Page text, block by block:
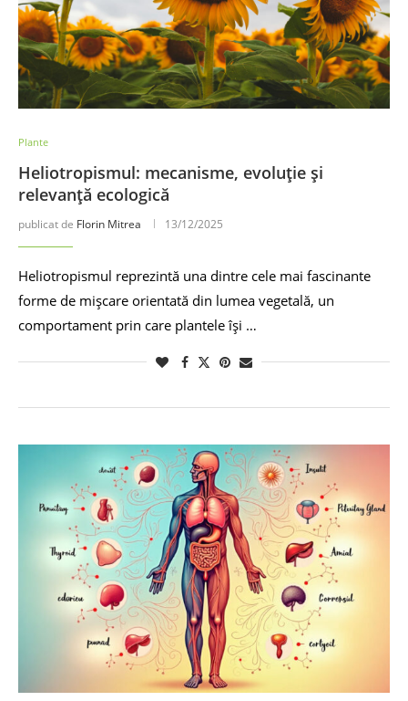
Plante
Heliotropismul: mecanisme, evoluție și
relevanță ecologică
publicat de Florin Mitrea 13/12/2025
Heliotropismul reprezintă una dintre cele mai fascinante
forme de mișcare orientată din lumea vegetală, un
comportament prin care plantele își …